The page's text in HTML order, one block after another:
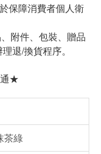
保障消費者個人衛
附件、包裝、贈品
退/換貨程序。
通★
茶綠